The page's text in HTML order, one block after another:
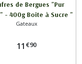
de Bergues "Pur
- 400g Boite à Sucre "
de DUNKERQUE 2 "
Gateaux
11 €90